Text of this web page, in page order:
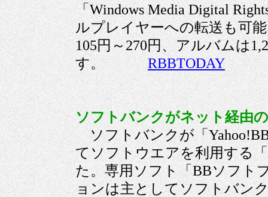
「Windows Media Digital
ルプレイヤーへの転送も可
105円～270円、アルバムは
す。RBBTODAY
ソフトバンクがネット経由
ソフトバンクが「
てソフトウエアを利用する
た。専用ソフト「BBソフト
ョンは主としてソフトバン